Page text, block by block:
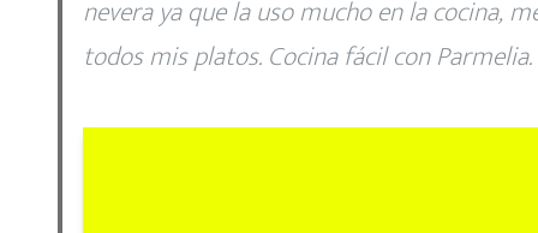
nevera ya que la uso mucho en la cocina,
todos mis platos. Cocina fácil con Parmelia.